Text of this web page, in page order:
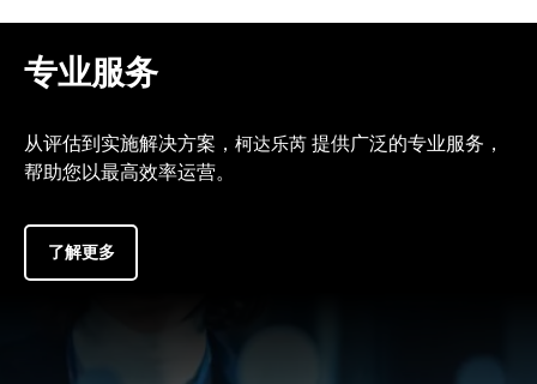
专业服务
从评估到实施解决方案， 柯达乐芮 提供广泛的专业服务，
帮助您以最高效率运营。
了解更多